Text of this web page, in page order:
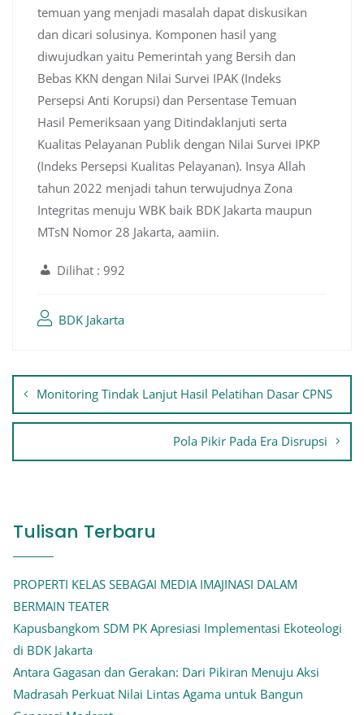
temuan yang menjadi masalah dapat diskusikan
dan dicari solusinya. Komponen hasil yang
diwujudkan yaitu Pemerintah yang Bersih dan
Bebas KKN dengan Nilai Survei IPAK (Indeks
Persepsi Anti Korupsi) dan Persentase Temuan
Hasil Pemeriksaan yang Ditindaklanjuti serta
Kualitas Pelayanan Publik dengan Nilai Survei IPKP
(Indeks Persepsi Kualitas Pelayanan). Insya Allah
tahun 2022 menjadi tahun terwujudnya Zona
Integritas menuju WBK baik BDK Jakarta maupun
MTsN Nomor 28 Jakarta, aamiin.
Dilihat : 992
BDK Jakarta
Navigasi
posMonitoring Tindak Lanjut Hasil Pelatihan Dasar CPNS
Pola Pikir Pada Era Disrupsi
Tulisan Terbaru
PROPERTI KELAS SEBAGAI MEDIA IMAJINASI DALAM
BERMAIN TEATER
Kapusbangkom SDM PK Apresiasi Implementasi Ekoteologi
di BDK Jakarta
Antara Gagasan dan Gerakan: Dari Pikiran Menuju Aksi
Madrasah Perkuat Nilai Lintas Agama untuk Bangun